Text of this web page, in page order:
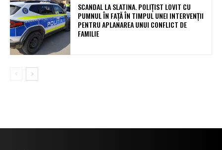
SCANDAL LA SLATINA. POLIȚIST LOVIT CU
PUMNUL ÎN FAȚĂ ÎN TIMPUL UNEI INTERVENȚII
PENTRU APLANAREA UNUI CONFLICT DE
FAMILIE